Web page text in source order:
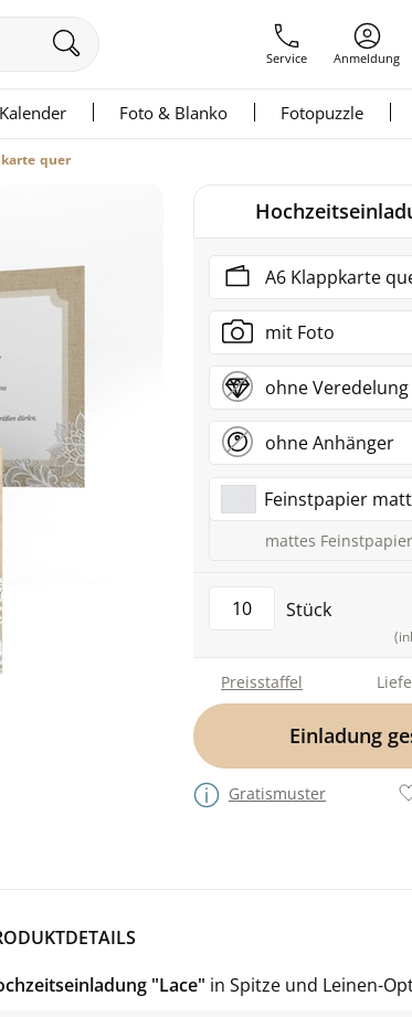
Service Anmeldung
Kalender Foto & Blanko Fotopuzzle
quer
A6 Klappkarte
mit Foto
ohne Veredelung
ohne Anhänger
Feinstpapier
mattes
Stück
Preisstaffel
Einladung
Gratismuster
"Lace" in Spitze und Leinen-